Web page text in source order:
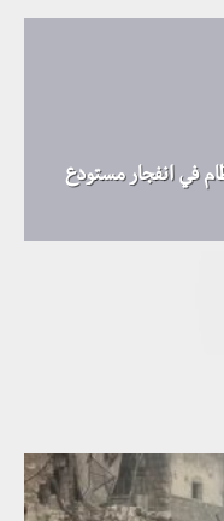
في انفجار مستودع